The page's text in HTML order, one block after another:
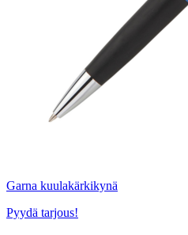
Garna kuulakärkikynä
Pyydä tarjous!